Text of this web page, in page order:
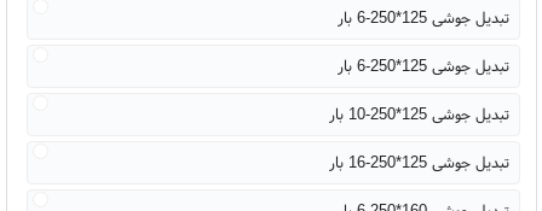
تبدیل جوشی 125*250-6 بار
تبدیل جوشی 125*250-6 بار
تبدیل جوشی 125*250-10 بار
تبدیل جوشی 125*250-16 بار